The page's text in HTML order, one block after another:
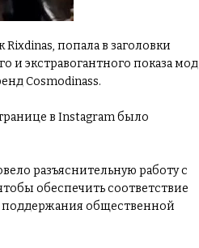
попала в заголовки
и экстравогантного показа мод
Cosmodinass.
в Instagram было
разъяснительную работу с
обеспечить соответствие
общественной